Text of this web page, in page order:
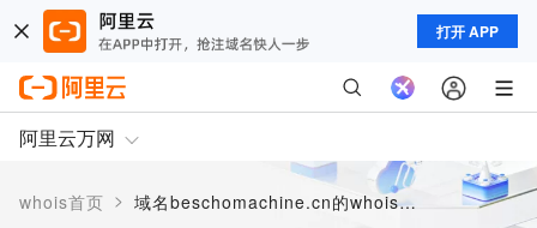
打开 APP
阿里云万网
whois首页 > 域名beschomachine.cn的whois信息